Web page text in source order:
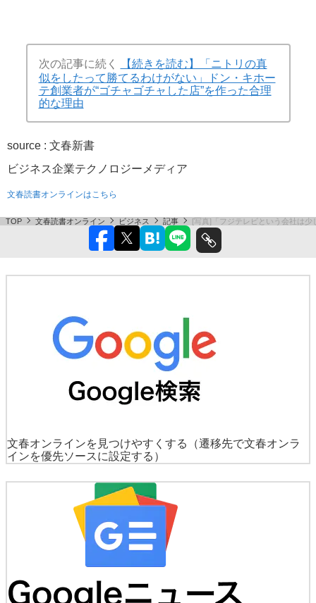
次の記事に続く
【続きを読む】「ニトリの真
似をしたって勝てるわけがない」ドン・キホー
テ創業者が“ゴチャゴチャした店”を作った合理
的な理由
source : 文春新書
ビジネス企業テクノロジー メディア
文春読書オンラインはこちら
TOP 文春読書オンライン ビジネス 記事 [写真]「フジテレビという会社は
文春オンラインを見つけやすくする
（遷移先で文春オンラ
インを優先ソースに設定する）